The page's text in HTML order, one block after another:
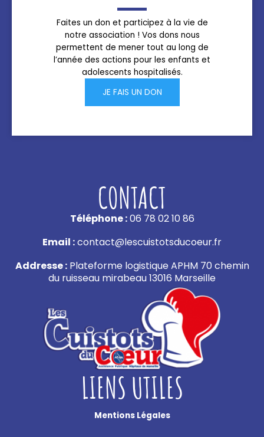
Faites un don et participez à la vie de
notre association ! Vos dons nous
permettent de mener tout au long de
l’année des actions pour les enfants et
adolescents hospitalisés.
JE FAIS UN DON
CONTACT
Téléphone :06 78 02 10 86
Email :contact@lescuistotsducoeur.fr
Addresse :Plateforme logistique APHM 70 chemin
du ruisseau mirabeau 13016 Marseille
LIENS UTILES
Mentions Légales